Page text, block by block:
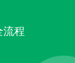
流程